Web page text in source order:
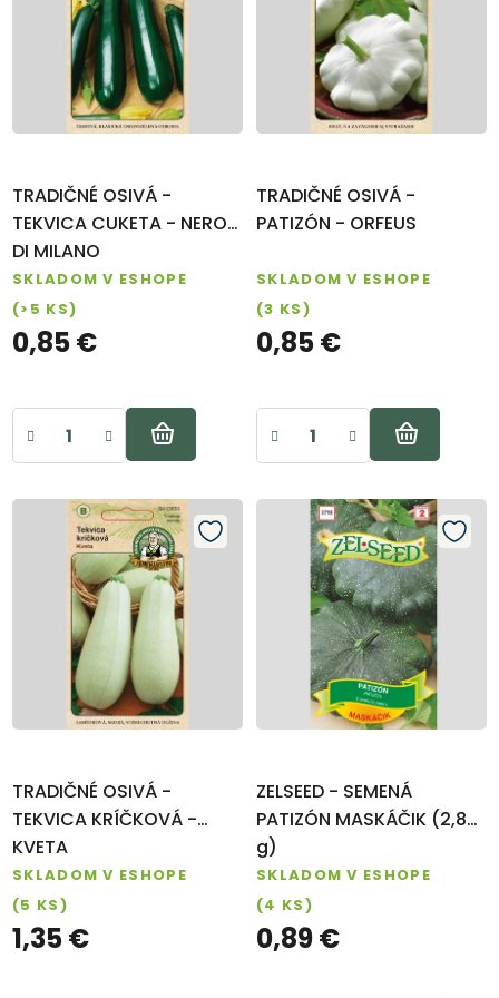
ZÁHRADY
FARM
SHOP
VIANOCE
centrum
Návody na
pestovanie
Blog
r
d
u
k
t
o
v
TRADIČNÉ OSIVÁ -
TEKVICA CUKETA - NERO
DI MILANO
SKLADOM V ESHOPE
(>5 KS)
0,85 €
TRADIČNÉ OSIVÁ -
PATIZÓN - ORFEUS
SKLADOM V ESHOPE
(3 KS)
0,85 €
TRADIČNÉ OSIVÁ -
TEKVICA KRÍČKOVÁ -
KVETA
SKLADOM V ESHOPE
(5 KS)
1,35 €
ZELSEED - SEMENÁ
PATIZÓN MASKÁČIK (2,8
g)
SKLADOM V ESHOPE
(4 KS)
0,89 €